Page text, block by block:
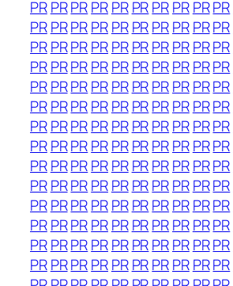
PRPRPRPRPR PRPRPRPRPR
PRPRPRPRPR PRPRPRPRPR
PRPRPRPRPR PRPRPRPRPR
PRPRPRPRPR PRPRPRPRPR
PRPRPRPRPR PRPRPRPRPR
PRPRPRPRPR PRPRPRPRPR
PRPRPRPRPR PRPRPRPRPR
PRPRPRPRPR PRPRPRPRPR
PRPRPRPRPR PRPRPRPRPR
PRPRPRPRPR PRPRPRPRPR
PRPRPRPRPR PRPRPRPRPR
PRPRPRPRPR PRPRPRPRPR
PRPRPRPRPR PRPRPRPRPR
PRPRPRPRPR PRPRPRPRPR